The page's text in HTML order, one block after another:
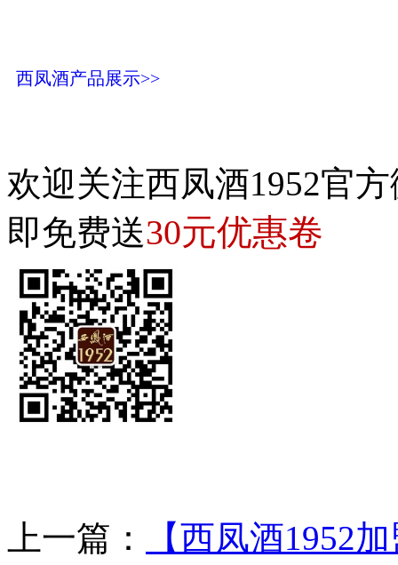
西凤酒产品展示>>
欢迎关注西凤酒1952官
即免费送30元优惠卷
上一篇：
【西凤酒1952